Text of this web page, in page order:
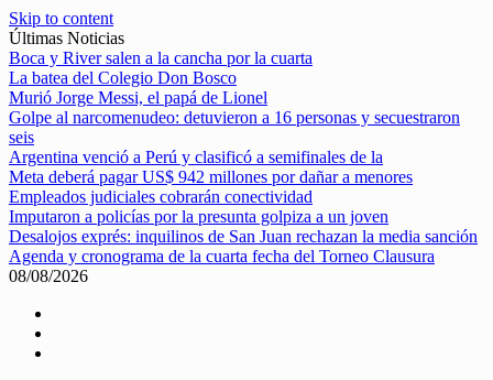
Skip to content
Últimas Noticias
Boca y River salen a la cancha por la cuarta
La batea del Colegio Don Bosco
Murió Jorge Messi, el papá de Lionel
Golpe al narcomenudeo: detuvieron a 16 personas y secuestraron
seis
Argentina venció a Perú y clasificó a semifinales de la
Meta deberá pagar US$ 942 millones por dañar a menores
Empleados judiciales cobrarán conectividad
Imputaron a policías por la presunta golpiza a un joven
Desalojos exprés: inquilinos de San Juan rechazan la media sanción
Agenda y cronograma de la cuarta fecha del Torneo Clausura
08/08/2026